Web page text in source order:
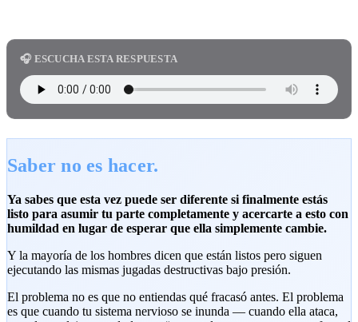
🎧 ESCUCHA ESTA RESPUESTA
Saber no es hacer.
Ya sabes que esta vez puede ser diferente si finalmente estás
listo para asumir tu parte completamente y acercarte a esto con
humildad en lugar de esperar que ella simplemente cambie.
Y la mayoría de los hombres dicen que están listos pero siguen
ejecutando las mismas jugadas destructivas bajo presión.
El problema no es que no entiendas qué fracasó antes. El problema
es que cuando tu sistema nervioso se inunda — cuando ella ataca,